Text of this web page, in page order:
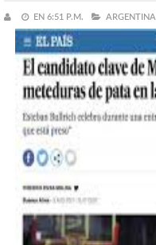
EN 6:51 P.M. ARGENTINA,